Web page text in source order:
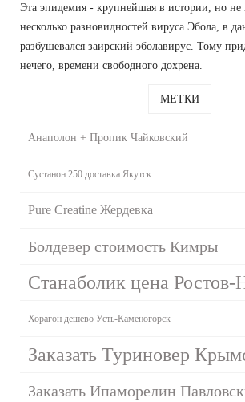
Эта эпидемия - крупнейшая в истории, но не
несколько разновидностей вируса Эбола, в
разбушевался заирский эболавирус. Тому
нечего, времени свободного дохрена.
МЕТКИ
Анаполон + Пропик Чайковский
Сустанон 250 доставка Якутск
Pure Creatine Жердевка
Болдевер стоимость Кимры
Станаболик цена
Хорагон дешево Усть-Каменогорск
Заказать Туриновер
Заказать Ипаморелин